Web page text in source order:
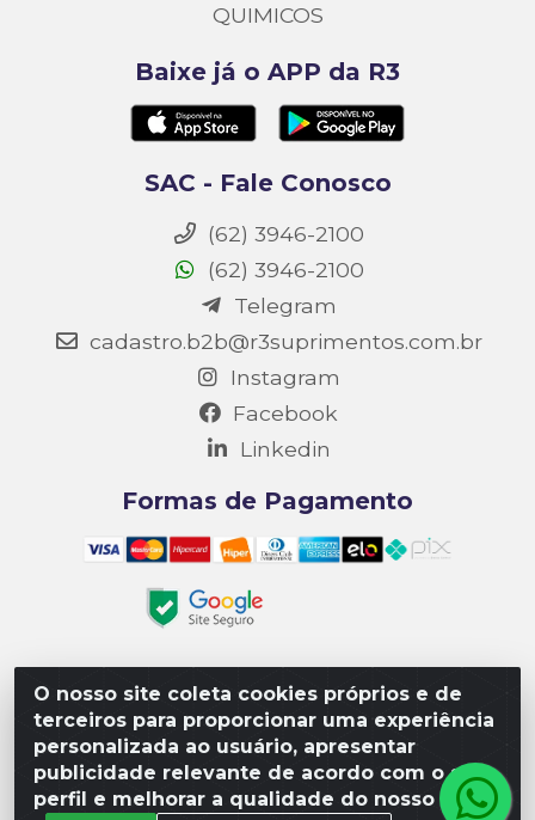
O nosso site coleta cookies próprios e de
terceiros para proporcionar uma experiência
personalizada ao usuário, apresentar
publicidade relevante de acordo com o seu
perfil e melhorar a qualidade do nosso site.
QUIMICOS
Baixe já o APP da R3
SAC - Fale Conosco
(62) 3946-2100
(62) 3946-2100
Telegram
cadastro.b2b@r3suprimentos.com.br
Instagram
Facebook
Linkedin
Formas de Pagamento
Matriz R3 Suprimentos - Rua 14, Polo Empresarial Goiás
– Etapa III, Quadra: 15; Lote 04, Aparecida de
Goiânia/GO, CEP 74985-182. - CNPJ 10.641.901/0001-16